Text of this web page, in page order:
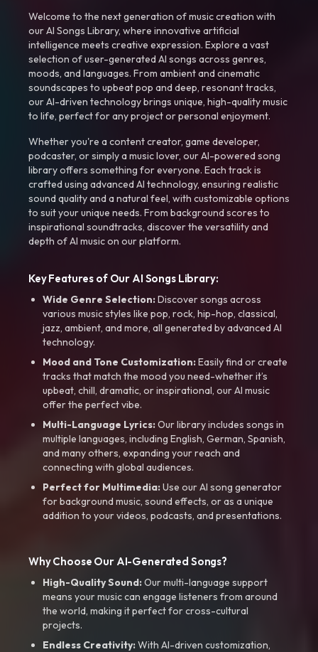
Welcome to the next generation of music creation with
our AI Songs Library, where innovative artificial
intelligence meets creative expression. Explore a vast
selection of user-generated AI songs across genres,
moods, and languages. From ambient and cinematic
soundscapes to upbeat pop and deep, resonant tracks,
our AI-driven technology brings unique, high-quality music
to life, perfect for any project or personal enjoyment.
Whether you're a content creator, game developer,
podcaster, or simply a music lover, our AI-powered song
library offers something for everyone. Each track is
crafted using advanced AI technology, ensuring realistic
sound quality and a natural feel, with customizable options
to suit your unique needs. From background scores to
inspirational soundtracks, discover the versatility and
depth of AI music on our platform.
Key Features of Our AI Songs Library:
Wide Genre Selection:Discover songs across
various music styles like pop, rock, hip-hop, classical,
jazz, ambient, and more, all generated by advanced AI
technology.
Mood and Tone Customization:Easily find or create
tracks that match the mood you need-whether it’s
upbeat, chill, dramatic, or inspirational, our AI music
offer the perfect vibe.
Multi-Language Lyrics:Our library includes songs in
multiple languages, including English, German, Spanish,
and many others, expanding your reach and
connecting with global audiences.
Perfect for Multimedia:Use our AI song generator
for background music, sound effects, or as a unique
addition to your videos, podcasts, and presentations.
Why Choose Our AI-Generated Songs?
High-Quality Sound:Our multi-language support
means your music can engage listeners from around
the world, making it perfect for cross-cultural
projects.
Endless Creativity:With AI-driven customization,